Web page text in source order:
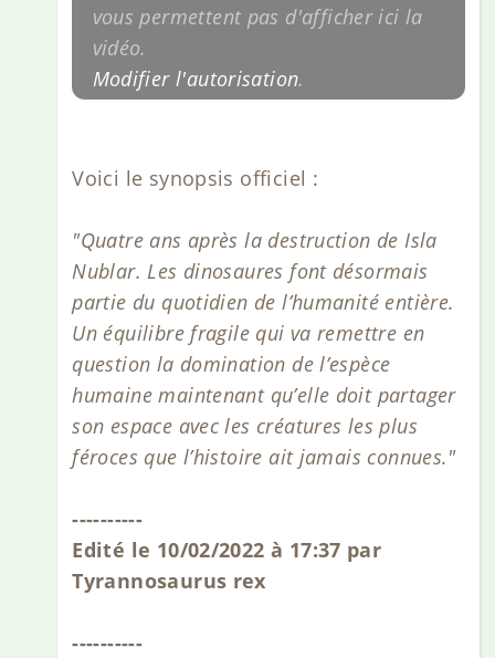
vous permettent pas d'afficher ici la
vidéo.
Modifier l'autorisation.
Voici le synopsis officiel :
"Quatre ans après la destruction de Isla
Nublar. Les dinosaures font désormais
partie du quotidien de l’humanité entière.
Un équilibre fragile qui va remettre en
question la domination de l’espèce
humaine maintenant qu’elle doit partager
son espace avec les créatures les plus
féroces que l’histoire ait jamais connues."
----------
Edité le 10/02/2022 à 17:37 par
Tyrannosaurus rex
----------